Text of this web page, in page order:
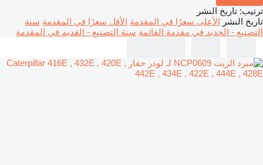
ترتيب: تاريخ النشر
تاريخ النشر الأعلى سعرًا في المقدمة الأقل سعرًا في المقدمة سنة
التصنيع - الجديد في مقدمة القائمة سنة التصنيع - القديم في المقدمة